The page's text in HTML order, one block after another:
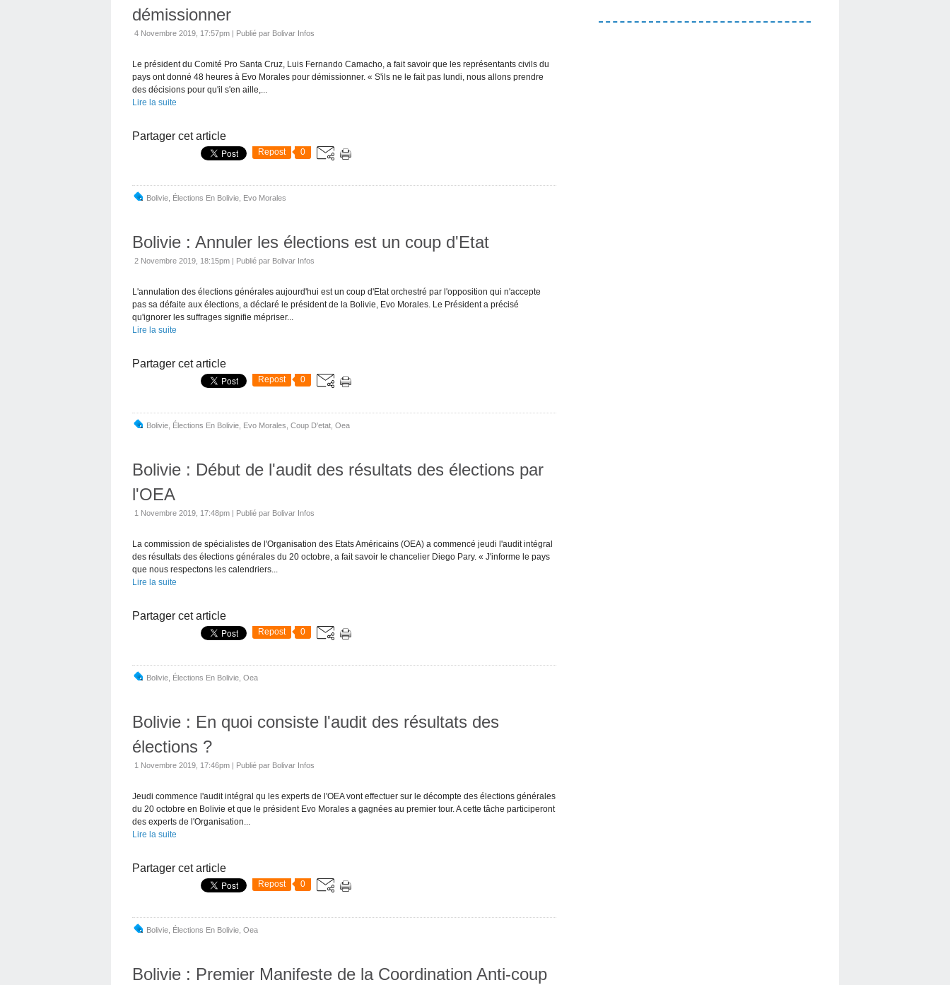
démissionner
4 Novembre 2019, 17:57pm | Publié par Bolivar Infos
Le président du Comité Pro Santa Cruz, Luis Fernando Camacho, a fait savoir que les représentants civils du
pays ont donné 48 heures à Evo Morales pour démissionner. « S'ils ne le fait pas lundi, nous allons prendre
des décisions pour qu'il s'en aille,...
Lire la suite
Partager cet article
Repost 0
Bolivie Élections En Bolivie Evo Morales
Bolivie : Annuler les élections est un coup d'Etat
2 Novembre 2019, 18:15pm | Publié par Bolivar Infos
L'annulation des élections générales aujourd'hui est un coup d'Etat orchestré par l'opposition qui n'accepte
pas sa défaite aux élections, a déclaré le président de la Bolivie, Evo Morales. Le Président a précisé
qu'ignorer les suffrages signifie mépriser...
Lire la suite
Partager cet article
Repost 0
Bolivie Élections En Bolivie Evo Morales Coup D'etat Oea
Bolivie : Début de l'audit des résultats des élections par
l'OEA
1 Novembre 2019, 17:48pm | Publié par Bolivar Infos
La commission de spécialistes de l'Organisation des Etats Américains (OEA) a commencé jeudi l'audit intégral
des résultats des élections générales du 20 octobre, a fait savoir le chancelier Diego Pary. « J'informe le pays
que nous respectons les calendriers...
Lire la suite
Partager cet article
Repost 0
Bolivie Élections En Bolivie Oea
Bolivie : En quoi consiste l'audit des résultats des
élections ?
1 Novembre 2019, 17:46pm | Publié par Bolivar Infos
Jeudi commence l'audit intégral qu les experts de l'OEA vont effectuer sur le décompte des élections générales
du 20 octobre en Bolivie et que le président Evo Morales a gagnées au premier tour. A cette tâche participeront
des experts de l'Organisation...
Lire la suite
Partager cet article
Repost 0
Bolivie Élections En Bolivie Oea
Bolivie : Premier Manifeste de la Coordination Anti-coup